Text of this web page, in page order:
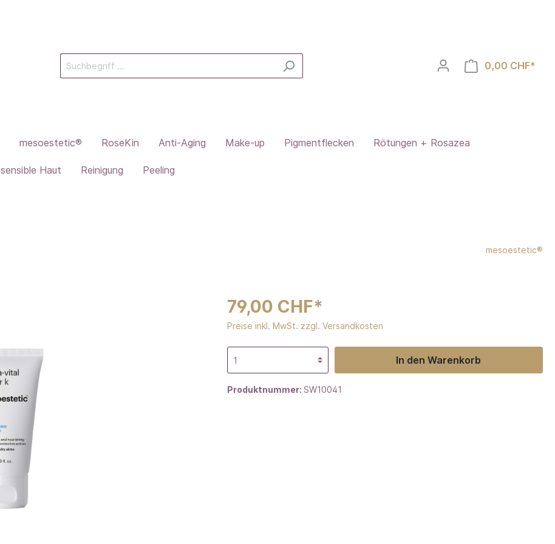
0,00 CHF*
mesoestetic® RoseKin Anti-Aging Make-up Pigmentflecken Rötungen + Rosazea
sensible Haut Reinigung Peeling
mesoestetic®
79,00 CHF*
Preise inkl. MwSt. zzgl. Versandkosten
In den Warenkorb
Produktnummer: SW10041